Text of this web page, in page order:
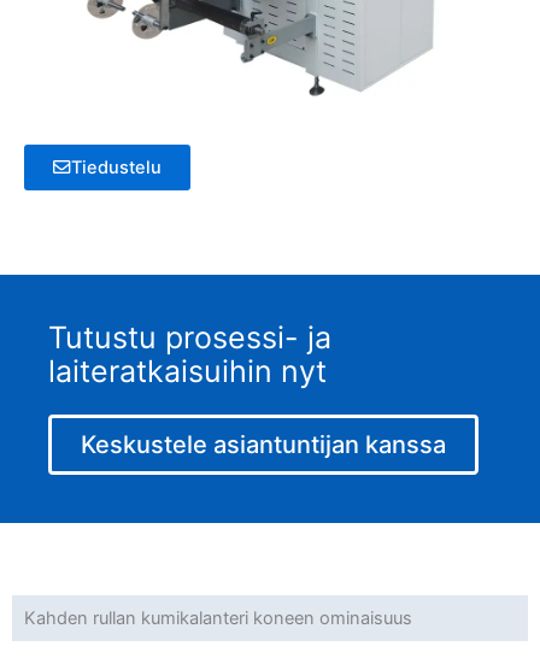
Tiedustelu
Tutustu prosessi- ja
laiteratkaisuihin nyt
Keskustele asiantuntijan kanssa
Kahden rullan kumikalanteri koneen ominaisuus